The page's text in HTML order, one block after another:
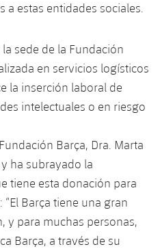
estas entidades sociales.
sede de la Fundación
en servicios logísticos
la inserción laboral de
intelectuales o en riesgo
Barça, Dra. Marta
ha subrayado la
tiene esta donación para
Barça tiene una gran
y para muchas personas,
Barça, a través de su